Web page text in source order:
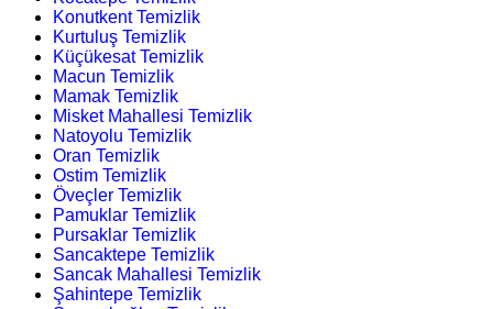
Konutkent Temizlik
Kurtuluş Temizlik
Küçükesat Temizlik
Macun Temizlik
Mamak Temizlik
Misket Mahallesi Temizlik
Natoyolu Temizlik
Oran Temizlik
Ostim Temizlik
Öveçler Temizlik
Pamuklar Temizlik
Pursaklar Temizlik
Sancaktepe Temizlik
Sancak Mahallesi Temizlik
Şahintepe Temizlik